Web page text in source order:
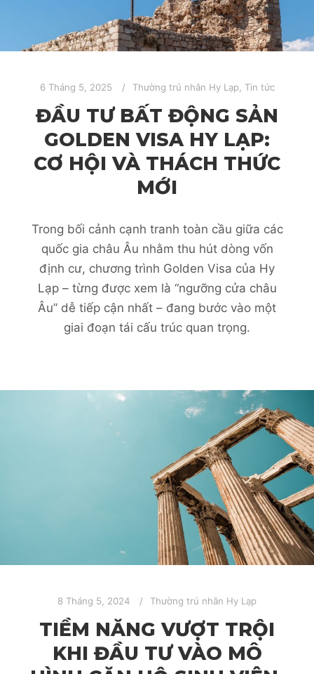
6 Tháng 5, 2025 Thường trú nhân Hy Lạp, Tin tức
ĐẦU TƯ BẤT ĐỘNG SẢN
GOLDEN VISA HY LẠP:
CƠ HỘI VÀ THÁCH THỨC
MỚI
Trong bối cảnh cạnh tranh toàn cầu giữa các
quốc gia châu Âu nhằm thu hút dòng vốn
định cư, chương trình Golden Visa của Hy
Lạp – từng được xem là “ngưỡng cửa châu
Âu” dễ tiếp cận nhất – đang bước vào một
giai đoạn tái cấu trúc quan trọng.
8 Tháng 5, 2024 Thường trú nhân Hy Lạp
TIỀM NĂNG VƯỢT TRỘI
KHI ĐẦU TƯ VÀO MÔ